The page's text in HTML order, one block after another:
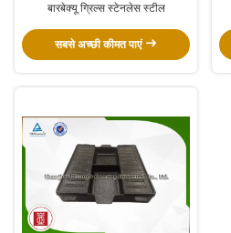
बारबेक्यू ग्रिल्स स्टेनलेस स्टील
सबसे अच्छी कीमत पाएं